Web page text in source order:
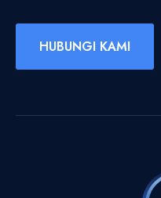
HUBUNGI KAMI